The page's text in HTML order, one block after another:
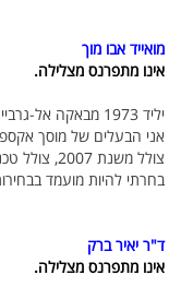
מואייד אבו מוך
אינו מתפרנס מצלילה.
יליד 1973 מבאקה אל-גרבייה.
אני הבעלים של מוסך אקספרס חדרה בע"מ,
צולל משנת 2007, צולל טכני, צולל חופשי, מדריך מכין ומדריך צלילה מיטיבה.
בחרתי להיות מועמד
ד"ר יאיר ברק
אינו מתפרנס מצלילה.